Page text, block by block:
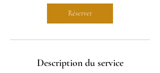
Réserver
Description du service